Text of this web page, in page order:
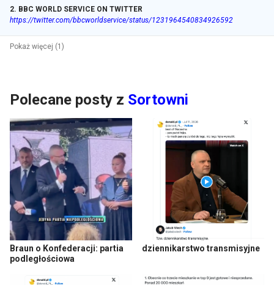
2. BBC WORLD SERVICE ON TWITTER
https://twitter.com/bbcworldservice/status/1231964540834926592
Pokaż więcej (1)
Polecane posty z Sortowni
Braun o Konfederacji: partia
podległościowa
dziennikarstwo transmisyjne